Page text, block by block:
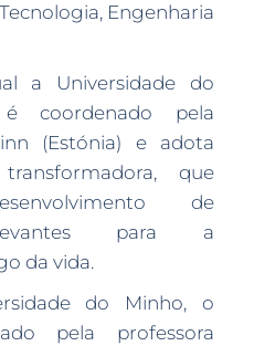
Engenharia
a Universidade do
coordenado pela
(Estónia) e adota
que
de
para a
da vida.
do Minho, o
pela professora